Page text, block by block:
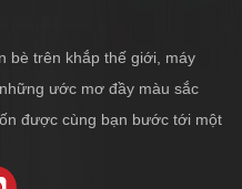
bè trên khắp thế giới, máy
ước mơ đầy màu sắc
được cùng bạn bước tới một